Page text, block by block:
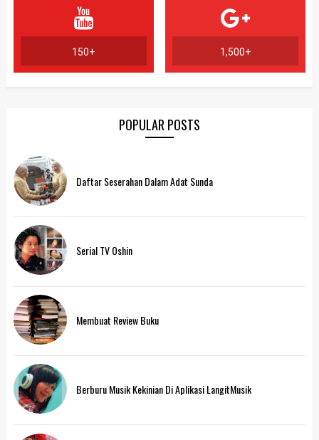
150+ 1,500+
POPULAR POSTS
Daftar Seserahan Dalam Adat Sunda
Serial TV Oshin
Membuat Review Buku
Berburu Musik Kekinian Di Aplikasi LangitMusik